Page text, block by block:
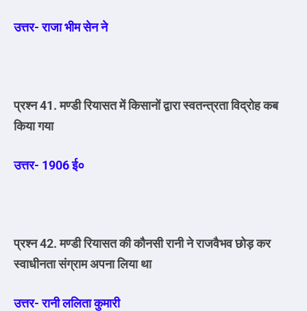
उत्तर- राजा भीम सेन ने
प्रश्न 41. मण्डी रियासत में किसानों द्वारा स्वतन्त्रता विद्रोह कब
किया गया
उत्तर- 1906 ई०
प्रश्न 42. मण्डी रियासत की कौनसी रानी ने राजवैभव छोड़ कर
स्वाधीनता संग्राम अपना लिया था
उत्तर- रानी ललिता कुमारी